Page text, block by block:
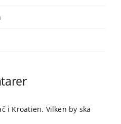
i Kroatien. Vilken by ska